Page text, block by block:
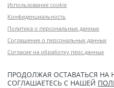
Использование cookie
Конфиденциальность
Политика о персональных данных
Соглашение о персональных данных
Согласие на обработку перс.данных
ПРОДОЛЖАЯ ОСТАВАТЬСЯ НА
СОГЛАШАЕТЕСЬ С НАШЕЙ